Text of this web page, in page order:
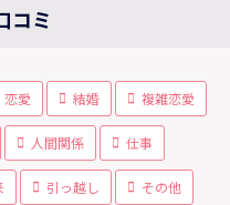
コミ
恋愛 結婚 複雑恋愛
人間関係 仕事
引っ越し その他